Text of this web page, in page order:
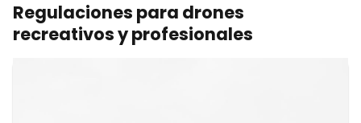
Regulaciones para drones
recreativos y profesionales